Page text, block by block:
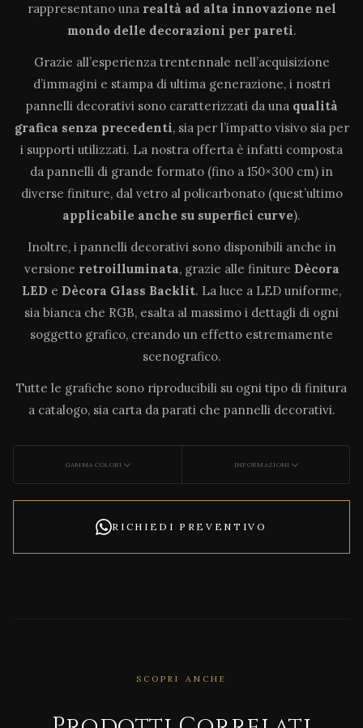
rappresentano una realtà ad alta innovazione nel
mondo delle decorazioni per pareti.
Grazie all’esperienza trentennale nell’acquisizione
d’immagini e stampa di ultima generazione, i nostri
pannelli decorativi sono caratterizzati da una qualità
grafica senza precedenti, sia per l’impatto visivo sia per
i supporti utilizzati. La nostra offerta è infatti composta
da pannelli di grande formato (fino a 150×300 cm) in
diverse finiture, dal vetro al policarbonato (quest’ultimo
applicabile anche su superfici curve).
Inoltre, i pannelli decorativi sono disponibili anche in
versione retroilluminata, grazie alle finiture Dècora
LED e Dècora Glass Backlit. La luce a LED uniforme,
sia bianca che RGB, esalta al massimo i dettagli di ogni
soggetto grafico, creando un effetto estremamente
scenografico.
Tutte le grafiche sono riproducibili su ogni tipo di finitura
a catalogo, sia carta da parati che pannelli decorativi.
GAMMA COLORI INFORMAZIONI
RICHIEDI PREVENTIVO
SCOPRI ANCHE
DECO